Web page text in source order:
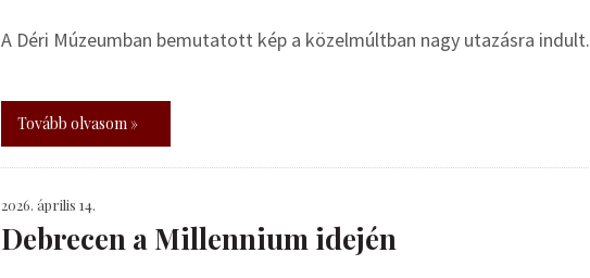
A Déri Múzeumban bemutatott kép a közelmúltban nagy utazásra indult.
Tovább olvasom »
2026. április 14.
Debrecen a Millennium idején